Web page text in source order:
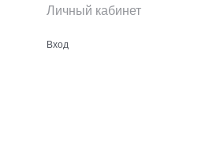
Личный кабинет
Вход